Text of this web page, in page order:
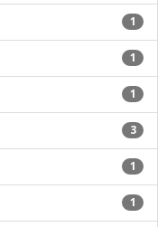
1
1
1
3
1
1